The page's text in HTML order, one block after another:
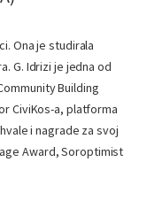
Ona je studirala
G. Idrizi je jedna od
Building
CiviKos-a, platforma
i nagrade za svoj
Award, Soroptimist